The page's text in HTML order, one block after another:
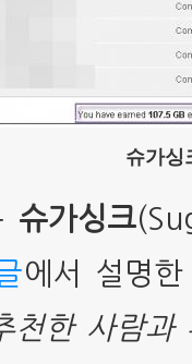
슈가싱
슈가싱크
에서 설명
천한 사람